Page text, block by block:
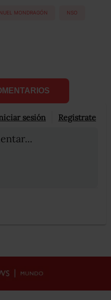
MONDRAGÓN NSO
sesión Registrate